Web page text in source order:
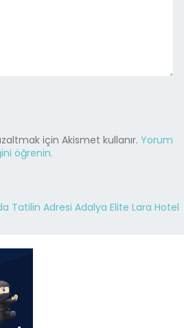
için Akismet kullanır. Yorum
öğrenin.
Tatilin Adresi Adalya Elite Lara Hotel